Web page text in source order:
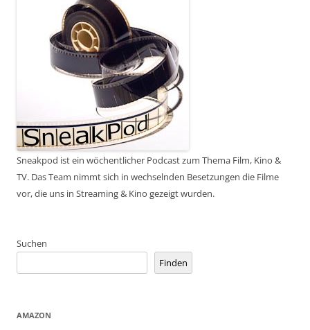
Sneakpod ist ein wöchentlicher Podcast zum Thema Film, Kino &
TV. Das Team nimmt sich in wechselnden Besetzungen die Filme
vor, die uns in Streaming & Kino gezeigt wurden.
Suchen
Finden
AMAZON